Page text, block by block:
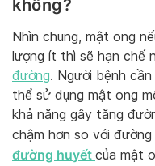
không?
Nhìn chung, mật ong
lượng ít thì sẽ hạn chế
đường. Người bệnh
thể sử dụng mật ong
khả năng gây tăng
chậm hơn so với
đường huyết của mật